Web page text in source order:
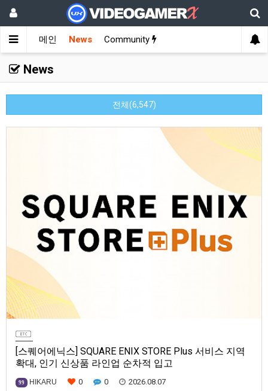
메인 News Community
News
전체(6,547)
[스퀘어에닉스] SQUARE ENIX STORE Plus 서비스 지역
확대, 인기 신상품 라인업 순차적 입고
99 HIKARU 0 0 2026.08.07